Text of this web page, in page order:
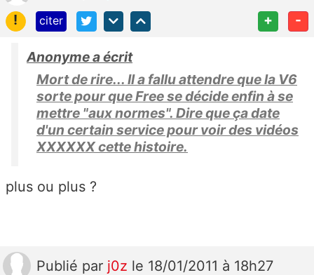
!
citer + -
Anonyme a écrit
Mort de rire... Il a fallu attendre que la V6
sorte pour que Free se décide enfin à se
mettre "aux normes". Dire que ça date
d'un certain service pour voir des vidéos
XXXXXX cette histoire.
plus ou plus ?
Publié par j0z le 18/01/2011 à 18h27